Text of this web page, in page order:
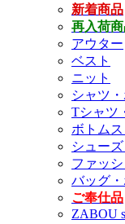
新着商品
再入荷
アウター
ベスト
ニット
シャツ
Tシャツ
ボトムス
シュー
ファッ
バッグ
ご奉仕品
ZABOU